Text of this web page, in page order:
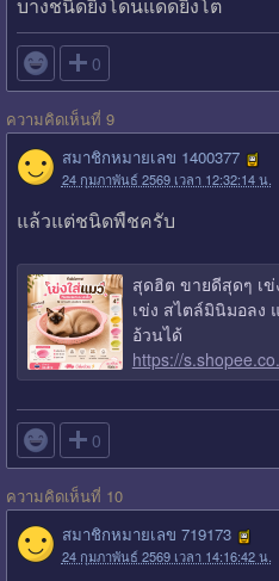
บางชนิดยิ่งโดนแดดยิ่งโต
 0
ความคิดเห็นที่ 9
สมาชิกหมายเลข 1400377
24 กุมภาพันธ์ 2569 เวลา 12:32:14 น.
แล้วแต่ชนิดพืชครับ
สุดฮิต ขายดีสุดๆ เ
เข่ง สไตล์มินิมอลง
อ้วนได้
https://
 0
ความคิดเห็นที่ 10
สมาชิกหมายเลข 719173
24 กุมภาพันธ์ 2569 เวลา 14:16:42 น.